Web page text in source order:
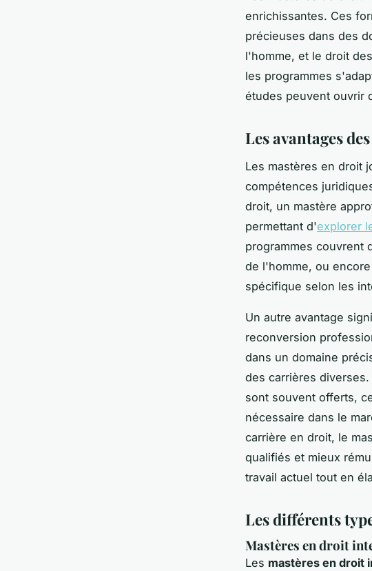
enrichissantes. Ces
précieuses dans des
l'homme, et le droit
les programmes
études peuvent ouvrir
Les avantages
Les mastères en droit
compétences
droit, un mastère
permettant d'explorer
programmes couvrent
de l'homme, ou
spécifique selon les
Un autre avantage
reconversion
dans un domaine
des carrières
sont souvent offerts,
nécessaire dans le
carrière en droit, le
qualifiés et mieux
travail actuel tout en
Les différents
Mastères en droit
Les mastères en droit